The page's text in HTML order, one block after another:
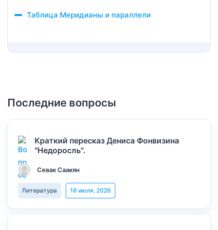
Таблица Меридианы и параллели
Последние вопросы
Краткий пересказ Дениса Фонвизина
"Недоросль".
Севак Саакян
Литература 18 июля, 2026